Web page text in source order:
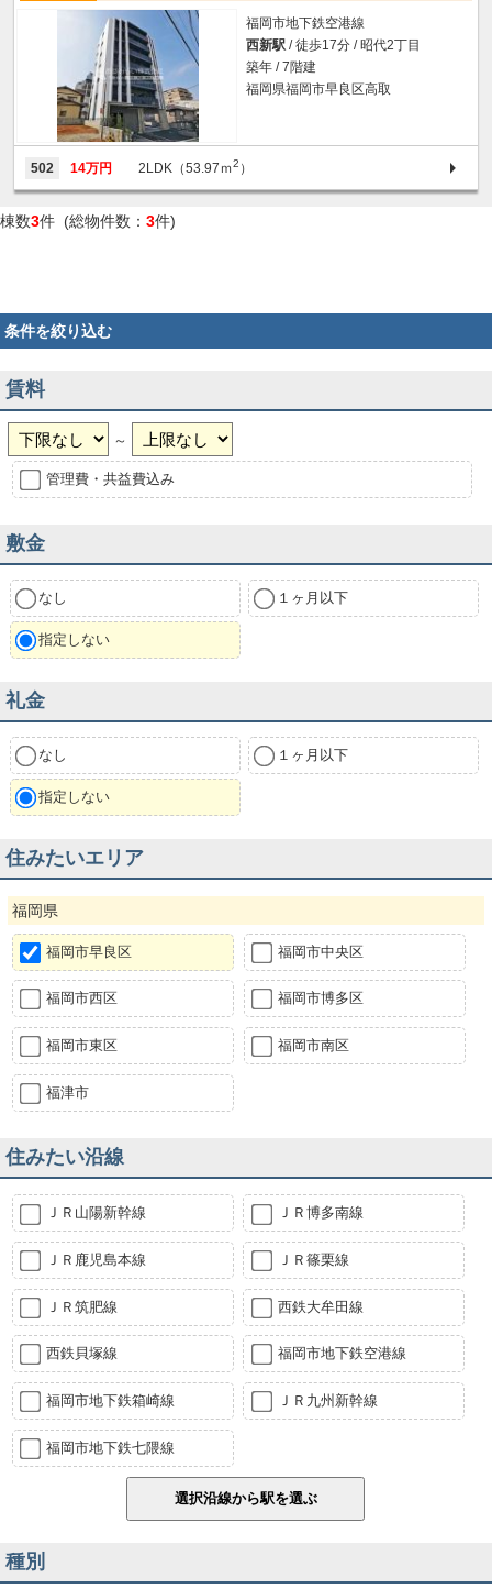
福岡市地下鉄空港線
西新駅 / 徒歩17分 / 昭代2丁目
築年 / 7階建
福岡県福岡市早良区高取
502 14万円 2LDK（53.97ｍ2 ）
棟数3件 (総物件数： 3件)
条件を絞り込む
賃料
～
管理費・共益費込み
敷金
なし １ヶ月以下
指定しない
礼金
なし １ヶ月以下
指定しない
住みたいエリア
福岡県
福岡市早良区 福岡市中央区
福岡市西区 福岡市博多区
福岡市東区 福岡市南区
福津市
住みたい沿線
ＪＲ山陽新幹線 ＪＲ博多南線
ＪＲ鹿児島本線 ＪＲ篠栗線
ＪＲ筑肥線 西鉄大牟田線
西鉄貝塚線 福岡市地下鉄空港線
福岡市地下鉄箱崎線 ＪＲ九州新幹線
福岡市地下鉄七隈線
種別